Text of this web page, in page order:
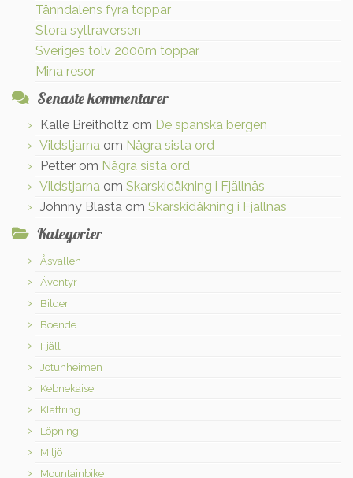
Tänndalens fyra toppar
Stora syltraversen
Sveriges tolv 2000m toppar
Mina resor
Senaste kommentarer
Kalle Breitholtz om De spanska bergen
Vildstjarna om Några sista ord
Petter om Några sista ord
Vildstjarna om Skarskidåkning i Fjällnäs
Johnny Blästa om Skarskidåkning i Fjällnäs
Kategorier
Åsvallen
Äventyr
Bilder
Boende
Fjäll
Jotunheimen
Kebnekaise
Klättring
Löpning
Miljö
Mountainbike